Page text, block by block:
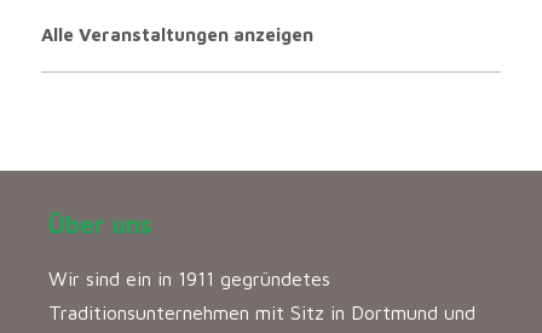
Alle Veranstaltungen anzeigen
Über uns
Wir sind ein in 1911 gegründetes
Traditionsunternehmen mit Sitz in Dortmund und